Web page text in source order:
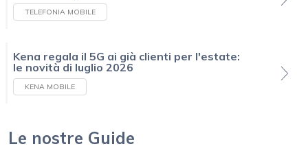
TELEFONIA MOBILE
Kena regala il 5G ai già clienti per l'estate:
le novità di luglio 2026
KENA MOBILE
Le nostre Guide